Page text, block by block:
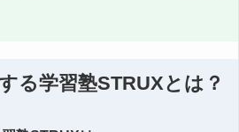
る学習塾STRUXとは？